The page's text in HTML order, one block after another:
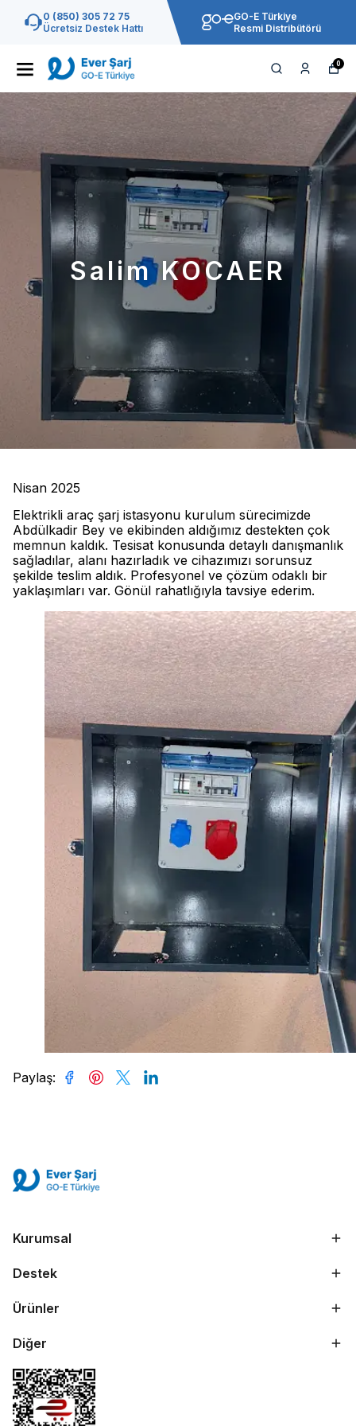
0 (850) 305 72 75
Ücretsiz Destek Hattı
GO-E Türkiye
Resmi Distribütörü
0
Salim KOCAER
Nisan 2025
Elektrikli araç şarj istasyonu kurulum sürecimizde
Abdülkadir Bey ve ekibinden aldığımız destekten çok
memnun kaldık. Tesisat konusunda detaylı danışmanlık
sağladılar, alanı hazırladık ve cihazımızı sorunsuz
şekilde teslim aldık. Profesyonel ve çözüm odaklı bir
yaklaşımları var. Gönül rahatlığıyla tavsiye ederim.
Paylaş:
Kurumsal
Destek
Ürünler
Diğer